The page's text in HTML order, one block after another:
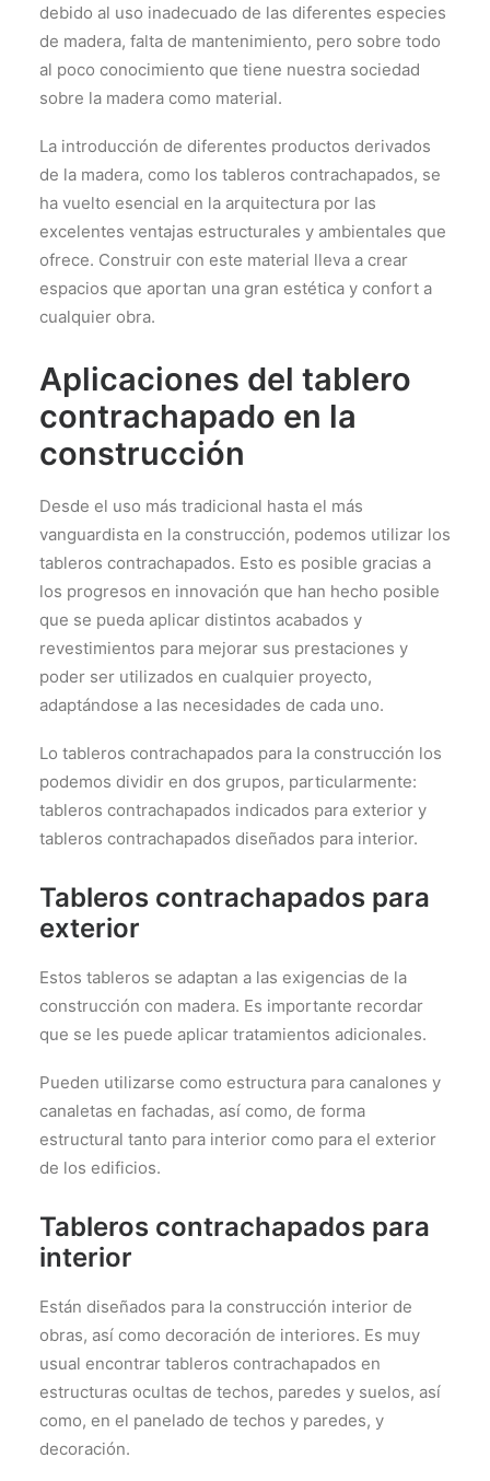
debido al uso inadecuado de las diferentes especies
de madera, falta de mantenimiento, pero sobre todo
al poco conocimiento que tiene nuestra sociedad
sobre la madera como material.
La introducción de diferentes productos derivados
de la madera, como los tableros contrachapados, se
ha vuelto esencial en la arquitectura por las
excelentes ventajas estructurales y ambientales que
ofrece. Construir con este material lleva a crear
espacios que aportan una gran estética y confort a
cualquier obra.
Aplicaciones del tablero
contrachapado en la
construcción
Desde el uso más tradicional hasta el más
vanguardista en la construcción, podemos utilizar los
tableros contrachapados. Esto es posible gracias a
los progresos en innovación que han hecho posible
que se pueda aplicar distintos acabados y
revestimientos para mejorar sus prestaciones y
poder ser utilizados en cualquier proyecto,
adaptándose a las necesidades de cada uno.
Lo tableros contrachapados para la construcción los
podemos dividir en dos grupos, particularmente:
tableros contrachapados indicados para exterior y
tableros contrachapados diseñados para interior.
Tableros contrachapados para
exterior
Estos tableros se adaptan a las exigencias de la
construcción con madera. Es importante recordar
que se les puede aplicar tratamientos adicionales.
Pueden utilizarse como estructura para canalones y
canaletas en fachadas, así como, de forma
estructural tanto para interior como para el exterior
de los edificios.
Tableros contrachapados para
interior
Están diseñados para la construcción interior de
obras, así como decoración de interiores. Es muy
usual encontrar tableros contrachapados en
estructuras ocultas de techos, paredes y suelos, así
como, en el panelado de techos y paredes, y
decoración.